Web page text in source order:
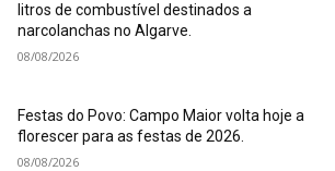
litros de combustível destinados a
narcolanchas no Algarve.
08/08/2026
Festas do Povo: Campo Maior volta hoje a
florescer para as festas de 2026.
08/08/2026